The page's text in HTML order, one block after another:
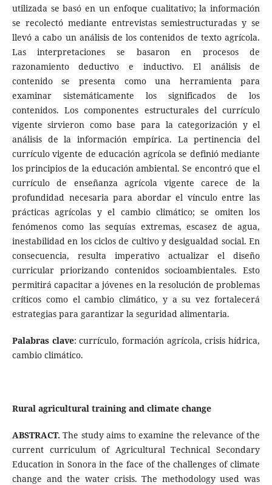
utilizada se basó en un enfoque cualitativo; la información
se recolectó mediante entrevistas semiestructuradas y se
llevó a cabo un análisis de los contenidos de texto agrícola.
Las interpretaciones se basaron en procesos de
razonamiento deductivo e inductivo. El análisis de
contenido se presenta como una herramienta para
examinar sistemáticamente los significados de los
contenidos. Los componentes estructurales del currículo
vigente sirvieron como base para la categorización y el
análisis de la información empírica. La pertinencia del
currículo vigente de educación agrícola se definió mediante
los principios de la educación ambiental. Se encontró que el
currículo de enseñanza agrícola vigente carece de la
profundidad necesaria para abordar el vínculo entre las
prácticas agrícolas y el cambio climático; se omiten los
fenómenos como las sequías extremas, escasez de agua,
inestabilidad en los ciclos de cultivo y desigualdad social. En
consecuencia, resulta imperativo actualizar el diseño
curricular priorizando contenidos socioambientales. Esto
permitirá capacitar a jóvenes en la resolución de problemas
críticos como el cambio climático, y a su vez fortalecerá
estrategias para garantizar la seguridad alimentaria.
Palabras clave: currículo, formación agrícola, crisis hídrica,
cambio climático.
Rural agricultural training and climate change
ABSTRACT.The study aims to examine the relevance of the
current curriculum of Agricultural Technical Secondary
Education in Sonora in the face of the challenges of climate
change and the water crisis. The methodology used was